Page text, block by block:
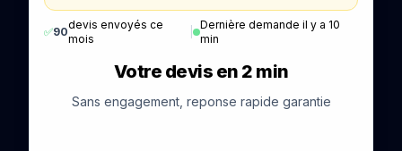
✅90
devis envoyés ce
mois
Dernière demande il y a 10
min
Votre devis en 2 min
Sans engagement, reponse rapide garantie